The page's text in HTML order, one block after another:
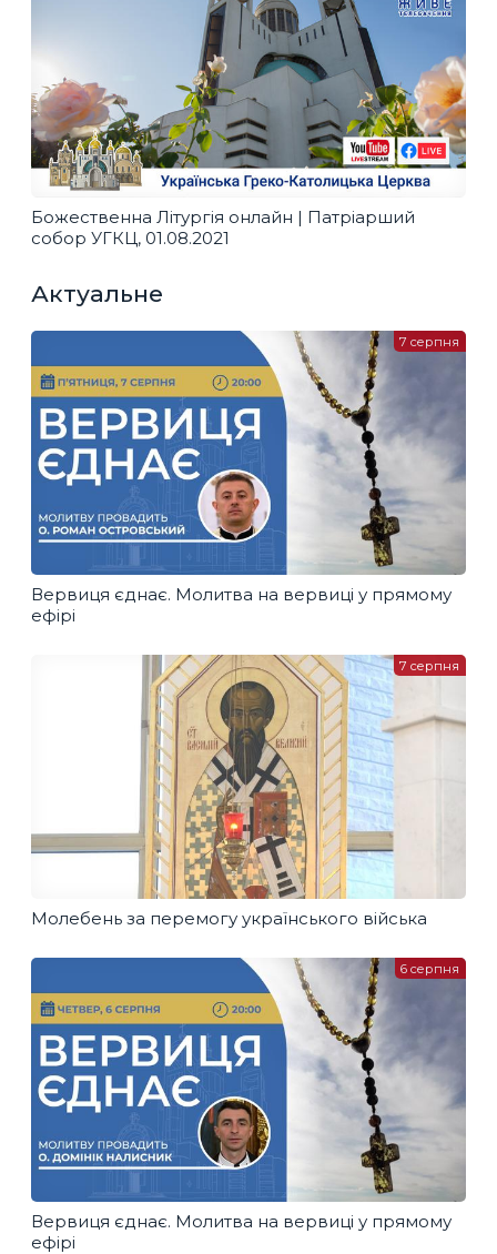
Божественна Літургія онлайн | Патріарший
собор УГКЦ, 01.08.2021
Актуальне
Вервиця єднає. Молитва на вервиці у прямому
ефірі
7 серпня
Молебень за перемогу українського війська
7 серпня
Вервиця єднає. Молитва на вервиці у прямому
ефірі
6 серпня